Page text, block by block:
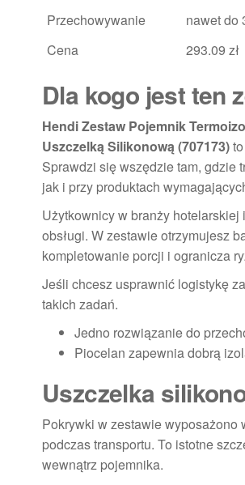
Przechowywanie
nawet do
Cena
293.09 zł
Dla kogo jest ten
Hendi Zestaw Pojemnik
Uszczelką Silikonową (707173)
Sprawdzi się wszędzie tam, gdzie
jak i przy produktach
Użytkownicy w branży
obsługi. W zestawie otrzymujesz
kompletowanie porcji i ogranicza
Jeśli chcesz usprawnić logistykę
takich zadań.
Jedno rozwiązanie do
Piocelan zapewnia dobrą
Uszczelka
Pokrywki w zestawie wyposażono
podczas transportu. To istotne
wewnątrz pojemnika.